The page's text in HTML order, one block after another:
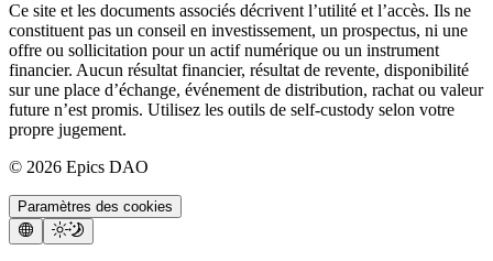
Ce site et les documents associés décrivent l’utilité et l’accès. Ils ne
constituent pas un conseil en investissement, un prospectus, ni une
offre ou sollicitation pour un actif numérique ou un instrument
financier. Aucun résultat financier, résultat de revente, disponibilité
sur une place d’échange, événement de distribution, rachat ou valeur
future n’est promis. Utilisez les outils de self-custody selon votre
propre jugement.
© 2026 Epics DAO
Paramètres des cookies